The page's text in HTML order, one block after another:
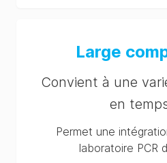
Large
Convient à une
en
Permet une
laboratoire PCR